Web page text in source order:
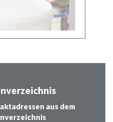
aus dem